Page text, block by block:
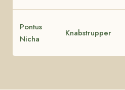
Pontus
Nicha
Knabstrupper